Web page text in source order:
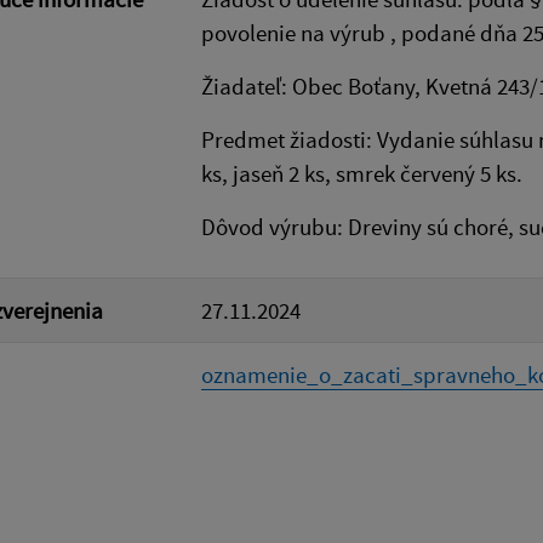
povolenie na výrub , podané dňa
Žiadateľ: Obec Boťany, Kvetná
Predmet žiadosti: Vydanie súhlasu
ks, jaseň 2 ks, smrek červený 5 ks.
Dôvod výrubu: Dreviny sú choré,
27.11.2024